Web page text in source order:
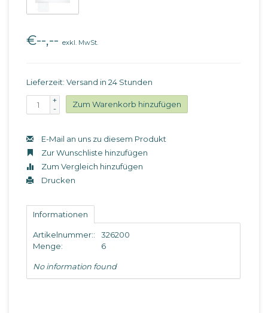
€--,-- exkl. MwSt.
Lieferzeit: Versand in 24 Stunden
+
-
Zum Warenkorb hinzufügen
E-Mail an uns zu diesem Produkt
Zur Wunschliste hinzufügen
Zum Vergleich hinzufügen
Drucken
Informationen
Artikelnummer::
326200
Menge:
6
No information found